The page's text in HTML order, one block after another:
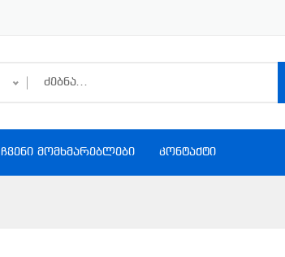
ᲩᲕᲔᲜᲘ ᲛᲝᲛᲮᲛᲐᲠᲔᲑᲚᲔᲑᲘ ᲙᲝᲜᲢᲐᲥᲢᲘ